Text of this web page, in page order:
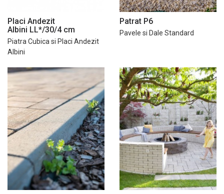
Placi Andezit
Albini LL*/30/4 cm
Piatra Cubica si Placi Andezit
Albini
Patrat P6
Pavele si Dale Standard